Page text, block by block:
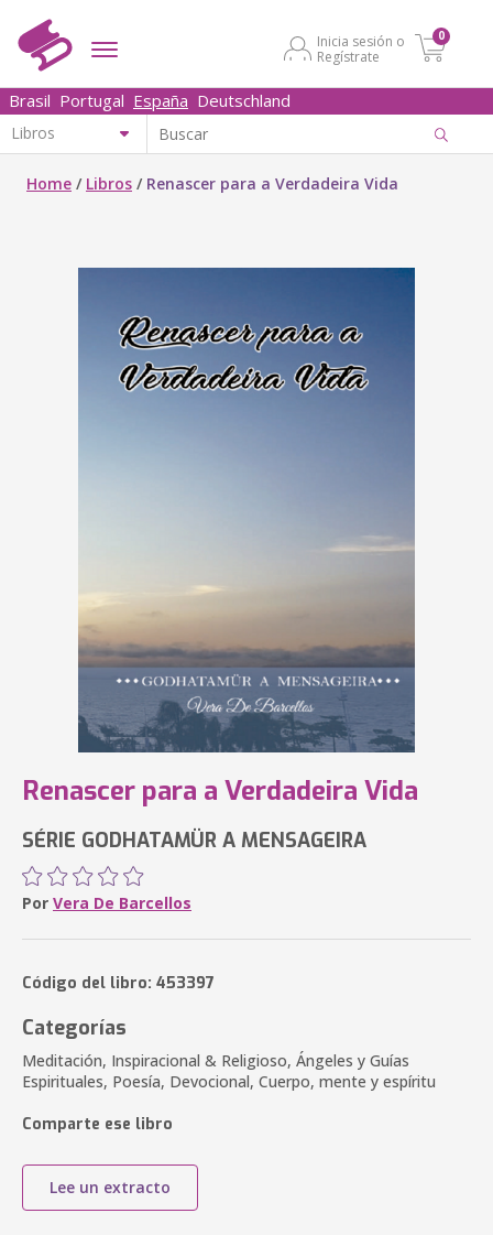
Inicia sesión o
Regístrate
0
Brasil Portugal España Deutschland
Home / Libros / Renascer para a Verdadeira Vida
Renascer para a Verdadeira Vida
SÉRIE GODHATAMÜR A MENSAGEIRA
Por Vera De Barcellos
Código del libro: 453397
Categorías
Meditación, Inspiracional & Religioso, Ángeles y Guías
Espirituales, Poesía, Devocional, Cuerpo, mente y espíritu
Comparte ese libro
Lee un extracto